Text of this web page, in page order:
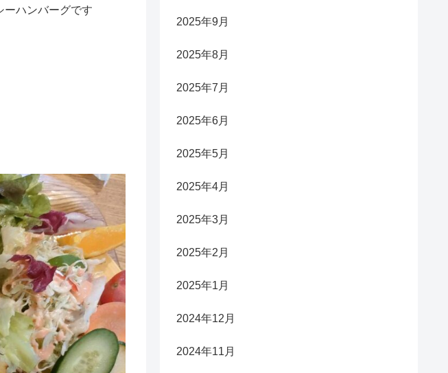
ーハンバーグです
2025年9月
2025年8月
2025年7月
2025年6月
2025年5月
2025年4月
2025年3月
2025年2月
2025年1月
2024年12月
2024年11月